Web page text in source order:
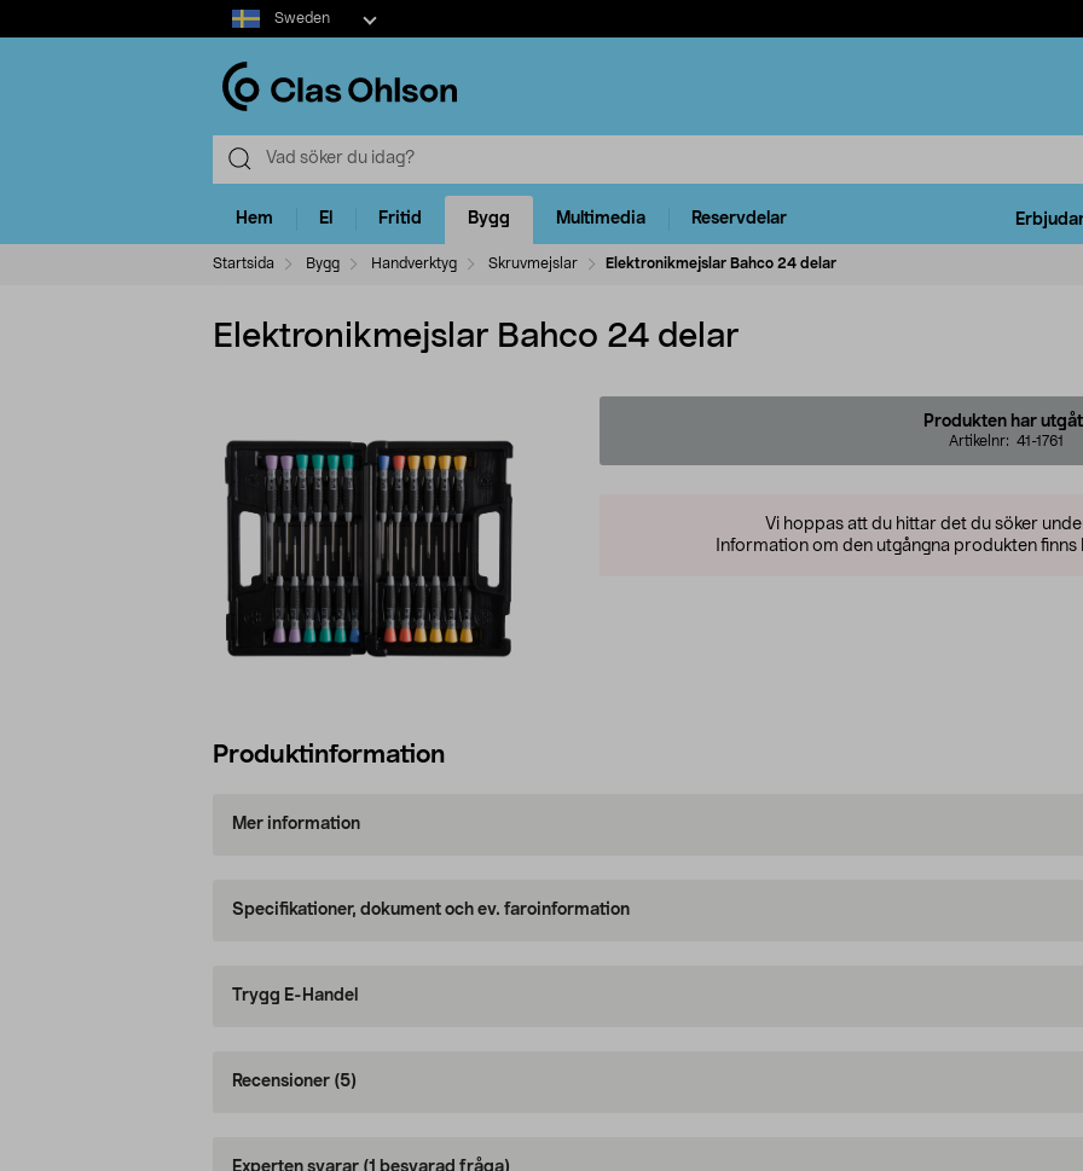
Select
market
Sweden
Hem El Fritid Bygg Multimedia Reservdelar
Startsida Bygg Handverktyg Skruvmejslar Elektronikmejslar Bahco 24 delar
Elektronikmejslar Bahco 24 delar
Produkten har
Artikelnr: 41-1761
Vi hoppas att du hittar det du söker
Information om den utgångna produkten finns
Produktinformation
Mer information
Specifikationer, dokument och ev. faroinformation
Trygg E-Handel
Recensioner (5)
Experten svarar (1 besvarad fråga)